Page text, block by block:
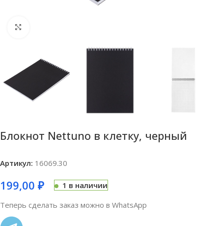
Блокнот Nettuno в клетку, черный
Артикул: 16069.30
199,00 ₽
1 в наличии
Теперь сделать заказ можно в WhatsApp